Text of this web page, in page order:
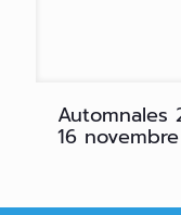
Automnales
16 novembre